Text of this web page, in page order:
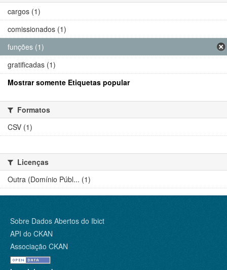
cargos (1)
comissionados (1)
funções (1)
gratificadas (1)
Mostrar somente Etiquetas popular
Formatos
CSV (1)
Licenças
Outra (Domínio Públ... (1)
Sobre Dados Abertos do Ibict
API do CKAN
Associação CKAN